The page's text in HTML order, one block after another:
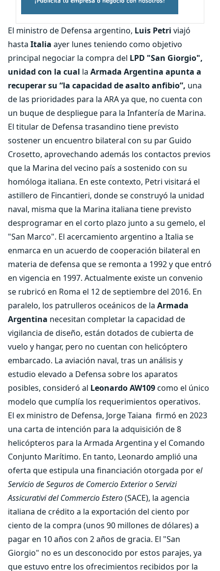
El ministro de Defensa argentino, Luis Petri viajó
hasta Italia ayer lunes teniendo como objetivo
principal negociar la compra del LPD "San Giorgio",
unidad con la cual la Armada Argentina apunta a
recuperar su “la capacidad de asalto anfibio”, una
de las prioridades para la ARA ya que, no cuenta con
un buque de despliegue para la Infantería de Marina.
El titular de Defensa trasandino tiene previsto
sostener un encuentro bilateral con su par Guido
Crosetto, aprovechando además los contactos previos
que la Marina del vecino país a sostenido con su
homóloga italiana. En este contexto, Petri visitará el
astillero de Fincantieri, donde se construyó la unidad
naval, misma que la Marina italiana tiene previsto
desprogramar en el corto plazo junto a su gemelo, el
"San Marco". El acercamiento argentino a Italia se
enmarca en un acuerdo de cooperación bilateral en
materia de defensa que se remonta a 1992 y que entró
en vigencia en 1997. Actualmente existe un convenio
se rubricó en Roma el 12 de septiembre del 2016. En
paralelo, los patrulleros oceánicos de la Armada
Argentina necesitan completar la capacidad de
vigilancia de diseño, están dotados de cubierta de
vuelo y hangar, pero no cuentan con helicóptero
embarcado. La aviación naval, tras un análisis y
estudio elevado a Defensa sobre los aparatos
posibles, consideró al Leonardo AW109como el único
modelo que cumplía los requerimientos operativos.
El ex ministro de Defensa, Jorge Taiana firmó en 2023
una carta de intención para la adquisición de 8
helicópteros para la Armada Argentina y el Comando
Conjunto Marítimo. En tanto, Leonardo amplió una
oferta que estipula una financiación otorgada por el
Servicio de Seguros de Comercio Exterior o Servizi
Assicurativi del Commercio Estero(SACE), la agencia
italiana de crédito a la exportación del ciento por
ciento de la compra (unos 90 millones de dólares) a
pagar en 10 años con 2 años de gracia. El "San
Giorgio" no es un desconocido por estos parajes, ya
que estuvo entre los ofrecimientos recibidos por la